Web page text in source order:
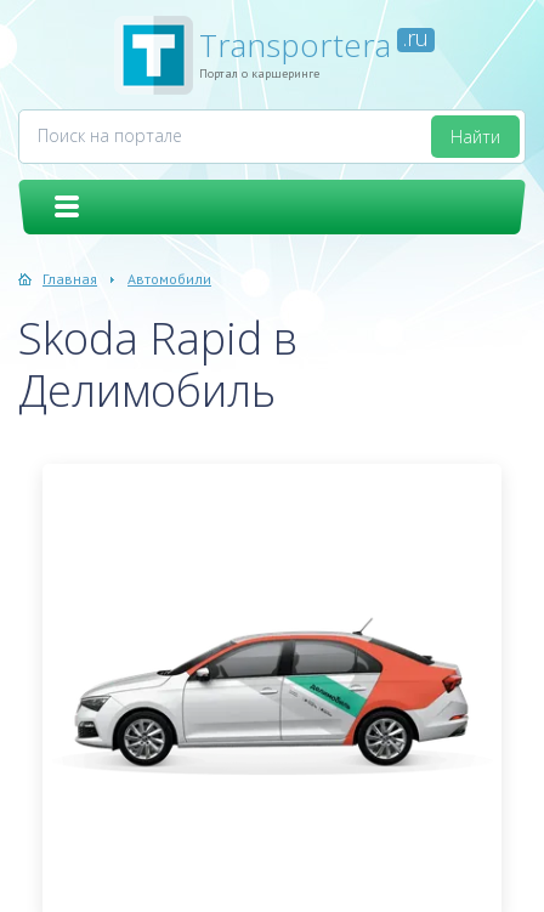
Transportera .ru
Портал о каршеринге
Главная Автомобили
Skoda Rapid в
Делимобиль